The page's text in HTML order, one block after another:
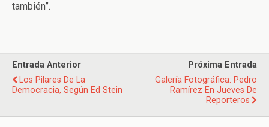
también”.
Entrada Anterior
Los Pilares De La
Democracia, Según Ed Stein
Próxima Entrada
Galería Fotográfica: Pedro
Ramírez En Jueves De
Reporteros